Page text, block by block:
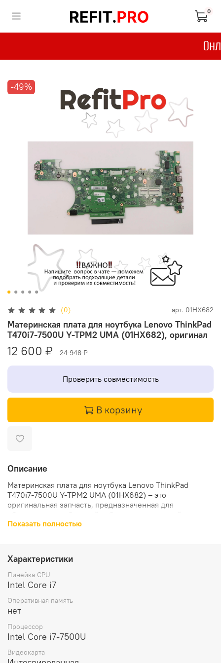
0
-49%
(0) арт. 01HX682
Материнская плата для ноутбука Lenovo ThinkPad
T470i7-7500U Y-TPM2 UMA (01HX682), оригинал
12 600 ₽ 24 948 ₽
Проверить совместимость
В корзину
Описание
Материнская плата для ноутбука Lenovo ThinkPad
T470i7-7500U Y-TPM2 UMA (01HX682) – это
оригинальная запчасть, предназначенная для
Материнская плата разработана специально для
ноутбуков Lenovo ThinkPad T470, что гарантирует ее
безупречную работу и совместимость с вашим
устройством.
Процессор Intel Core i7 7500U.
Материнская плата оснащена процессором Intel Core i7
7500U, который обеспечивает высокую
производительность и быстродействие при выполнении
различных задач.
Показать полностью
Характеристики
Линейка CPU
Intel Core i7
Оперативная память
нет
Процессор
Intel Core i7-7500U
Видеокарта